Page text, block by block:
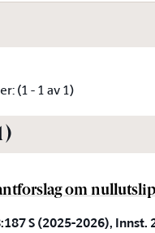
(1 - 1 av 1)
om
S (2025-2026), Innst.